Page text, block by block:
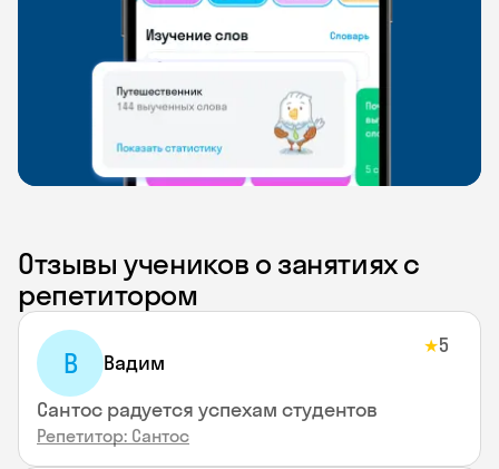
Отзывы учеников о занятиях с
репетитором
В Вадим
★5
Сантос радуется успехам студентов
Репетитор: Сантос